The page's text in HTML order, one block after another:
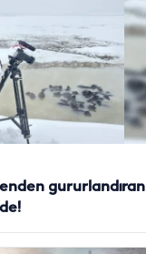
gururlandıran